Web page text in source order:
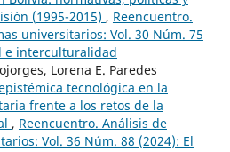
(1995-2015) , Reencuentro.
universitarios: Vol. 30 Núm. 75
e interculturalidad
Lorena E. Paredes
tecnológica en la
frente a los retos de la
, Reencuentro. Análisis de
Vol. 36 Núm. 88 (2024): El